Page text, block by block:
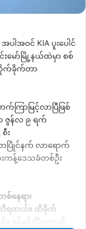
အပါအဝင် KIA ပူးပေါင်
းမော်မြို့နယ်ထဲမှာ စစ်
က်ခိုက်တာ
က်ကြာမြင့်လာပြီဖြစ်
ဇွန်လ ၉ ရက်
စီး
ပြိုင်နက် လာရောက်
းကန့်ဒေသခံတစ်ဦး
စ်နေရာ၊
ရတယ်။ ထိခိုက်